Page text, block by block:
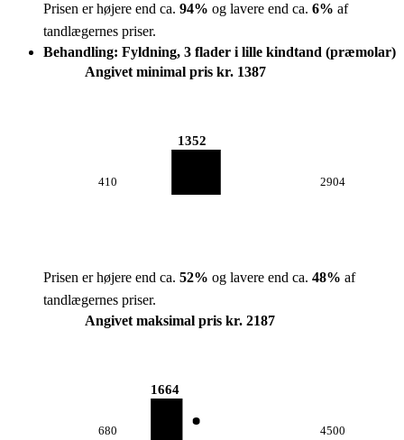
Prisen er højere end ca. 94% og lavere end ca. 6% af
tandlægernes priser.
Behandling: Fyldning, 3 flader i lille kindtand (præmolar)
Angivet minimal pris kr. 1387
410
1352
2904
Prisen er højere end ca. 52% og lavere end ca. 48% af
tandlægernes priser.
Angivet maksimal pris kr. 2187
680
1664
4500